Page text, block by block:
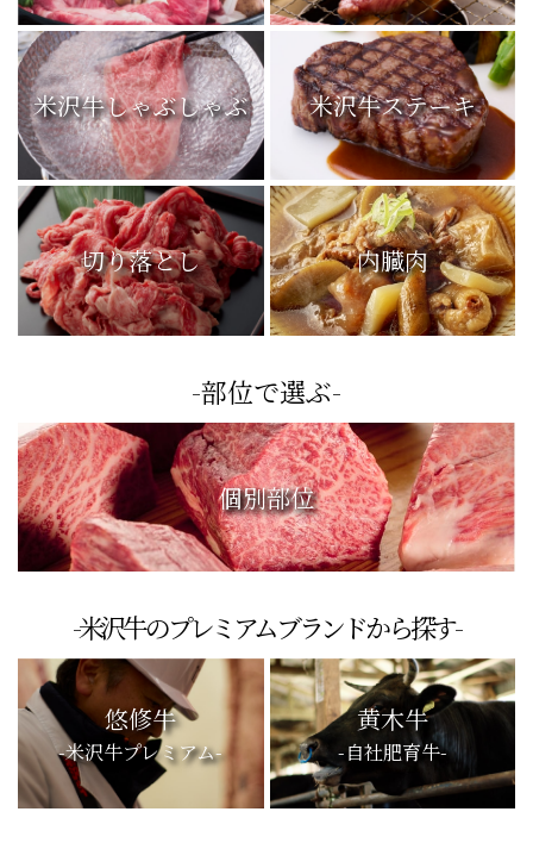
米沢牛しゃぶしゃぶ 米沢牛ステーキ
切り落とし 内臓肉
-部位で選ぶ-
個別部位
-米沢牛のプレミアムブランドから探す-
悠修牛
-米沢牛プレミアム-
黄木牛
-自社肥育牛-